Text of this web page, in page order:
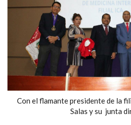
Con el flamante presidente de la
Salas y su junta